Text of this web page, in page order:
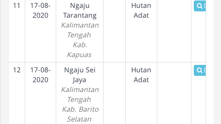
11
17-08-
2020
Ngaju
Tarantang
Kalimantan
Tengah
Kab.
Kapuas
Hutan
Adat
Detail
12
17-08-
2020
Ngaju Sei
Jaya
Kalimantan
Tengah
Kab. Barito
Selatan
Hutan
Adat
Detail